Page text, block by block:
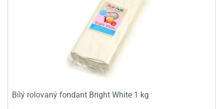
Bílý rolovaný fondant Bright White 1 kg